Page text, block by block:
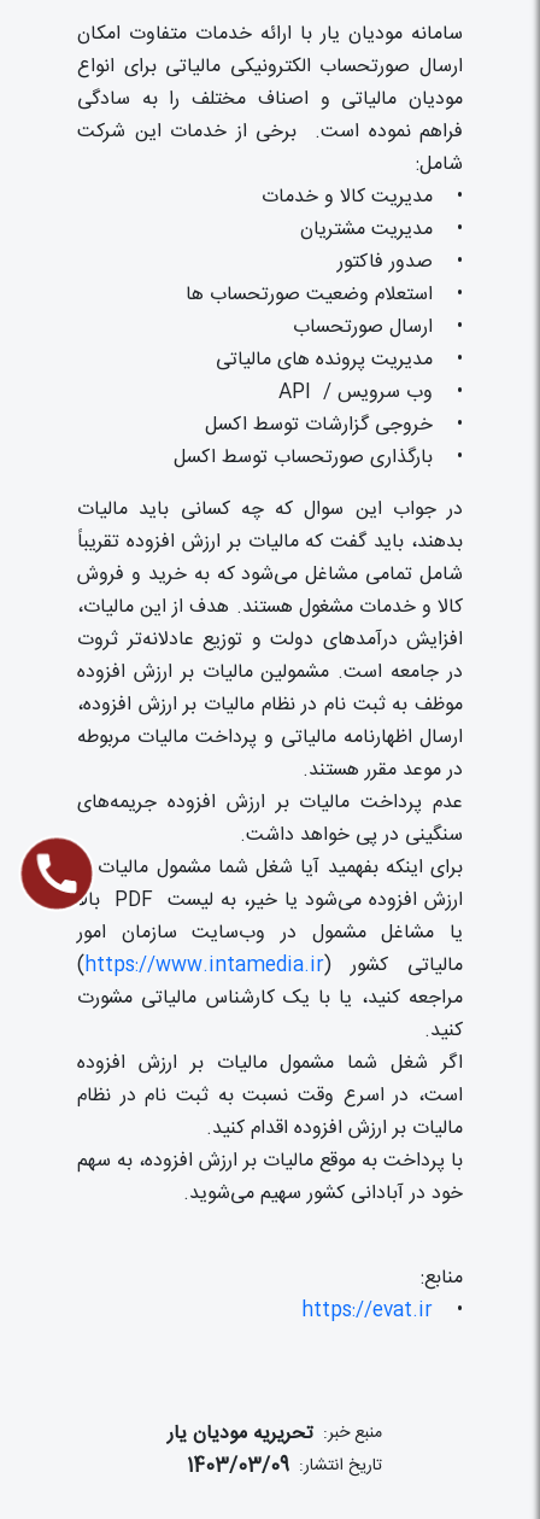
سامانه مودیان یار با ارائه خدمات متفاوت امکان
ارسال صورتحساب الکترونیکی مالیاتی برای انواع
مودیان مالیاتی و اصناف مختلف را به سادگی
فراهم نموده است. برخی از خدمات این شرکت
شامل:
• مدیریت کالا و خدمات
• مدیریت مشتریان
• صدور فاکتور
• استعلام وضعیت صورتحساب ها
• ارسال صورتحساب
• مدیریت پرونده های مالیاتی
• وب سرویس / API
• خروجی گزارشات توسط اکسل
• بارگذاری صورتحساب توسط اکسل
در جواب این سوال که چه کسانی باید مالیات
بدهند، باید گفت که مالیات بر ارزش افزوده تقریباً
شامل تمامی مشاغل می‌شود که به خرید و فروش
کالا و خدمات مشغول هستند. هدف از این مالیات،
افزایش درآمدهای دولت و توزیع عادلانه‌تر ثروت
در جامعه است. مشمولین مالیات بر ارزش افزوده
موظف به ثبت نام در نظام مالیات بر ارزش افزوده،
ارسال اظهارنامه مالیاتی و پرداخت مالیات مربوطه
در موعد مقرر هستند.
عدم پرداخت مالیات بر ارزش افزوده جریمه‌های
سنگینی در پی خواهد داشت.
برای اینکه بفهمید آیا شغل شما مشمول مالیات بر
ارزش افزوده می‌شود یا خیر، به لیست PDF بالا
یا مشاغل مشمول در وب‌سایت سازمان امور
مالیاتی کشور (https://www.intamedia.ir
)
مراجعه کنید، یا با یک کارشناس مالیاتی مشورت
کنید.
اگر شغل شما مشمول مالیات بر ارزش افزوده
است، در اسرع وقت نسبت به ثبت نام در نظام
مالیات بر ارزش افزوده اقدام کنید.
با پرداخت به موقع مالیات بر ارزش افزوده، به سهم
خود در آبادانی کشور سهیم می‌شوید.
منابع:
•
منبع خبر: تحریریه مودیان یار
تاریخ انتشار: 1403/03/09